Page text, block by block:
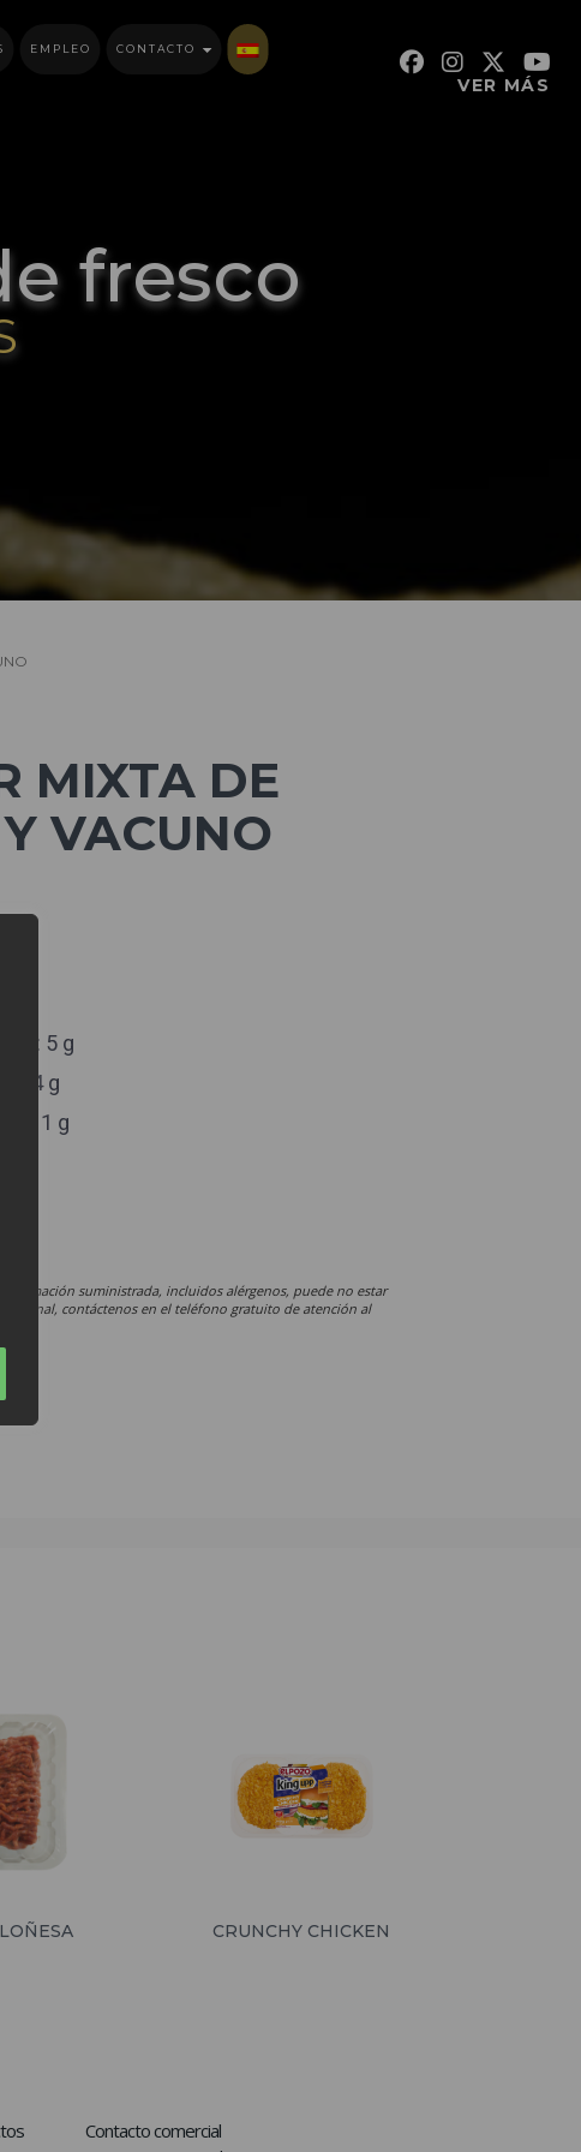
EMPLEO CONTACTO
fresco
MIXTA DE
VACUNO
5 g
2,4 g
1 g
suministrada, incluidos alérgenos, puede no estar
contáctenos en el teléfono gratuito de atención al
VER MÁS
CRUNCHY CHICKEN
Contacto comercial